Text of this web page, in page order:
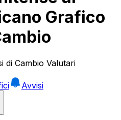
Grafico
di Cambio Valutari
Avvisi